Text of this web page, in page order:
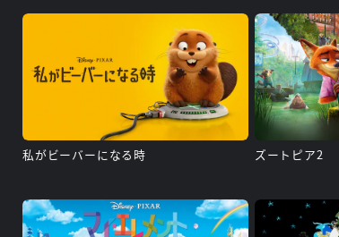
私がビーバーになる時 ズートピア2